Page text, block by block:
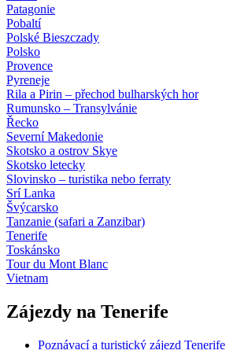
Patagonie
Pobaltí
Polské Bieszczady
Polsko
Provence
Pyreneje
Rila a Pirin – přechod bulharských hor
Rumunsko – Transylvánie
Řecko
Severní Makedonie
Skotsko a ostrov Skye
Skotsko letecky
Slovinsko – turistika nebo ferraty
Srí Lanka
Švýcarsko
Tanzanie (safari a Zanzibar)
Tenerife
Toskánsko
Tour du Mont Blanc
Vietnam
Zájezdy na Tenerife
Poznávací a turistický zájezd Tenerife